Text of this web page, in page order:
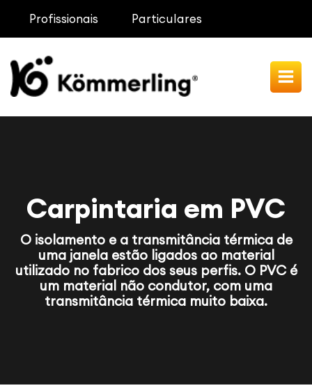
Profissionais Particulares
Carpintaria em PVC
O isolamento e a transmitância térmica de
uma janela estão ligados ao material
utilizado no fabrico dos seus perfis. O PVC é
um material não condutor, com uma
transmitância térmica muito baixa.